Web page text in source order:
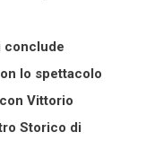
conclude
lo spettacolo
con Vittorio
Storico di